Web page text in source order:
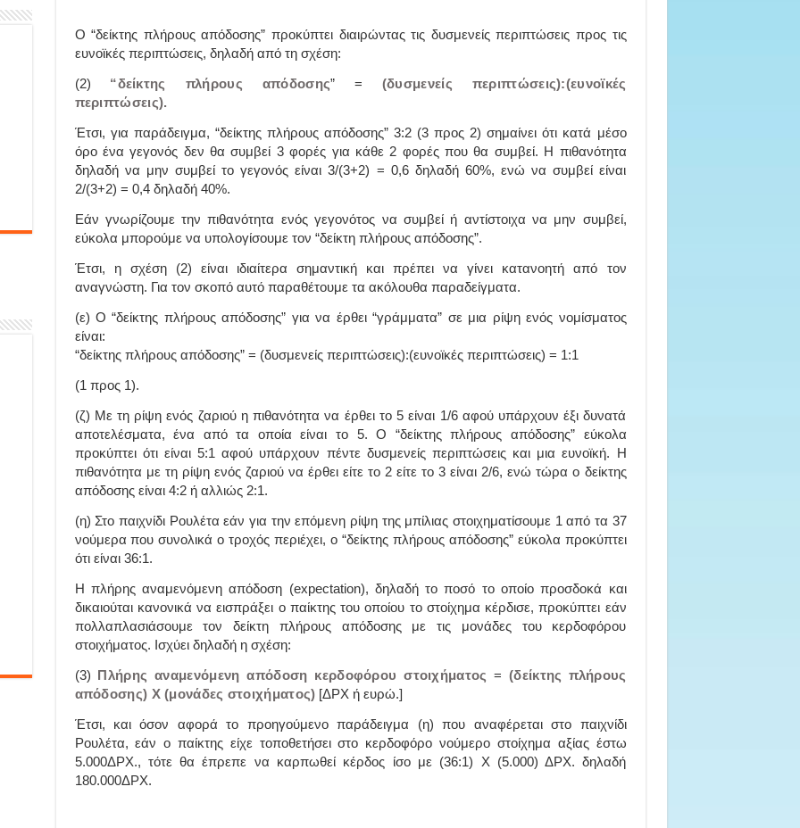
Ο “δείκτης πλήρους απόδοσης” προκύπτει διαιρώντας τις δυσμενείς περιπτώσεις προς τις
ευνοϊκές περιπτώσεις, δηλαδή από τη σχέση:
(2) “δείκτης πλήρους απόδοσης” = (δυσμενείς περιπτώσεις):(ευνοϊκές
περιπτώσεις).
Έτσι, για παράδειγμα, “δείκτης πλήρους απόδοσης” 3:2 (3 προς 2) σημαίνει ότι κατά μέσο
όρο ένα γεγονός δεν θα συμβεί 3 φορές για κάθε 2 φορές που θα συμβεί. Η πιθανότητα
δηλαδή να μην συμβεί το γεγονός είναι 3/(3+2) = 0,6 δηλαδή 60%, ενώ να συμβεί είναι
2/(3+2) = 0,4 δηλαδή 40%.
Εάν γνωρίζουμε την πιθανότητα ενός γεγονότος να συμβεί ή αντίστοιχα να μην συμβεί,
εύκολα μπορούμε να υπολογίσουμε τον “δείκτη πλήρους απόδοσης”.
Έτσι, η σχέση (2) είναι ιδιαίτερα σημαντική και πρέπει να γίνει κατανοητή από τον
αναγνώστη. Για τον σκοπό αυτό παραθέτουμε τα ακόλουθα παραδείγματα.
(ε) Ο “δείκτης πλήρους απόδοσης” για να έρθει “γράμματα” σε μια ρίψη ενός νομίσματος
είναι:
“δείκτης πλήρους απόδοσης” = (δυσμενείς περιπτώσεις):(ευνοϊκές περιπτώσεις) = 1:1
(1 προς 1).
(ζ) Με τη ρίψη ενός ζαριού η πιθανότητα να έρθει το 5 είναι 1/6 αφού υπάρχουν έξι δυνατά
αποτελέσματα, ένα από τα οποία είναι το 5. Ο “δείκτης πλήρους απόδοσης” εύκολα
προκύπτει ότι είναι 5:1 αφού υπάρχουν πέντε δυσμενείς περιπτώσεις και μια ευνοϊκή. Η
πιθανότητα με τη ρίψη ενός ζαριού να έρθει είτε το 2 είτε το 3 είναι 2/6, ενώ τώρα ο δείκτης
απόδοσης είναι 4:2 ή αλλιώς 2:1.
(η) Στο παιχνίδι Ρουλέτα εάν για την επόμενη ρίψη της μπίλιας στοιχηματίσουμε 1 από τα 37
νούμερα που συνολικά ο τροχός περιέχει, ο “δείκτης πλήρους απόδοσης” εύκολα προκύπτει
ότι είναι 36:1.
Η πλήρης αναμενόμενη απόδοση (expectation), δηλαδή το ποσό το οποίο προσδοκά και
δικαιούται κανονικά να εισπράξει ο παίκτης του οποίου το στοίχημα κέρδισε, προκύπτει εάν
πολλαπλασιάσουμε τον δείκτη πλήρους απόδοσης με τις μονάδες του κερδοφόρου
στοιχήματος. Ισχύει δηλαδή η σχέση:
(3) Πλήρης αναμενόμενη απόδοση κερδοφόρου στοιχήματος = (δείκτης πλήρους
απόδοσης) Χ (μονάδες στοιχήματος) [ΔΡΧ ή ευρώ.]
Έτσι, και όσον αφορά το προηγούμενο παράδειγμα (η) που αναφέρεται στο παιχνίδι
Ρουλέτα, εάν ο παίκτης είχε τοποθετήσει στο κερδοφόρο νούμερο στοίχημα αξίας έστω
5.000ΔΡΧ., τότε θα έπρεπε να καρπωθεί κέρδος ίσο με (36:1) Χ (5.000) ΔΡΧ. δηλαδή
180.000ΔΡΧ.